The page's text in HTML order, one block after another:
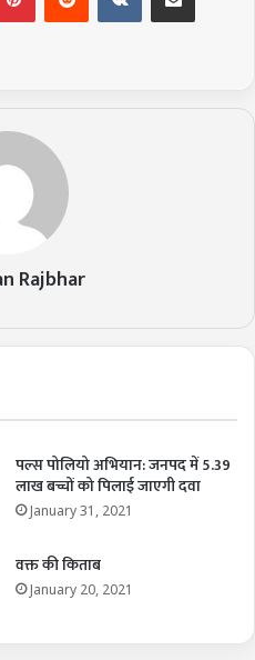
Rajbhar
पल्स पोलियो अभियान: जनपद में 5.39
लाख बच्चों को पिलाई जाएगी दवा
January 31, 2021
वक्त की किताब
January 20, 2021